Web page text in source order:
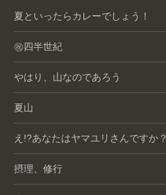
夏といったらカレーでしょう！
㊗️四半世紀
やはり、山なのであろう
夏山
え!?あなたはヤマユリさんですか？
摂理、修行